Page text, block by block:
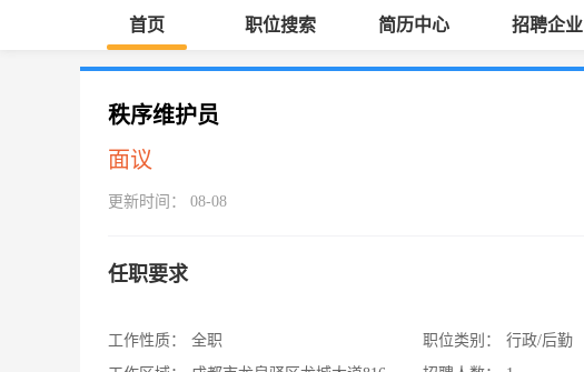
首页 职位搜索 简历中心 招聘企业
秩序维护员
面议
更新时间： 08-08
任职要求
工作性质：
全职
职位类别：
行政/后勤